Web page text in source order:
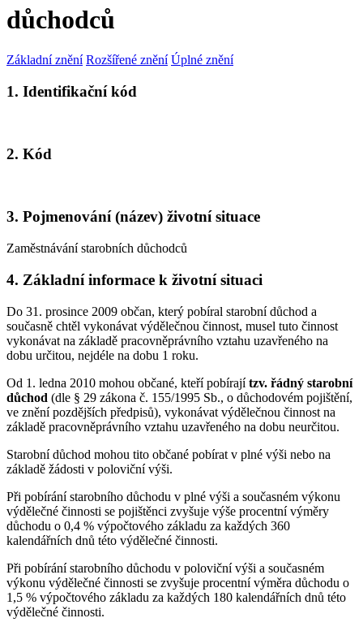
důchodců
Základní znění Rozšířené znění Úplné znění
1. Identifikační kód
2. Kód
3. Pojmenování (název) životní situace
Zaměstnávání starobních důchodců
4. Základní informace k životní situaci
Do 31. prosince 2009 občan, který pobíral starobní důchod a
současně chtěl vykonávat výdělečnou činnost, musel tuto činnost
vykonávat na základě pracovněprávního vztahu uzavřeného na
dobu určitou, nejdéle na dobu 1 roku.
Od 1. ledna 2010 mohou občané, kteří pobírajítzv. řádný starobní
důchod (dle § 29 zákona č. 155/1995 Sb., o důchodovém pojištění,
ve znění pozdějších předpisů), vykonávat výdělečnou činnost na
základě pracovněprávního vztahu uzavřeného na dobu neurčitou.
Starobní důchod mohou tito občané pobírat v plné výši nebo na
základě žádosti v poloviční výši.
Při pobírání starobního důchodu v plné výši a současném výkonu
výdělečné činnosti se pojištěnci zvyšuje výše procentní výměry
důchodu o 0,4 % výpočtového základu za každých 360
kalendářních dnů této výdělečné činnosti.
Při pobírání starobního důchodu v poloviční výši a současném
výkonu výdělečné činnosti se zvyšuje procentní výměra důchodu o
1,5 % výpočtového základu za každých 180 kalendářních dnů této
výdělečné činnosti.